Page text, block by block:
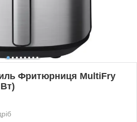
Фритюрниця MultiFry